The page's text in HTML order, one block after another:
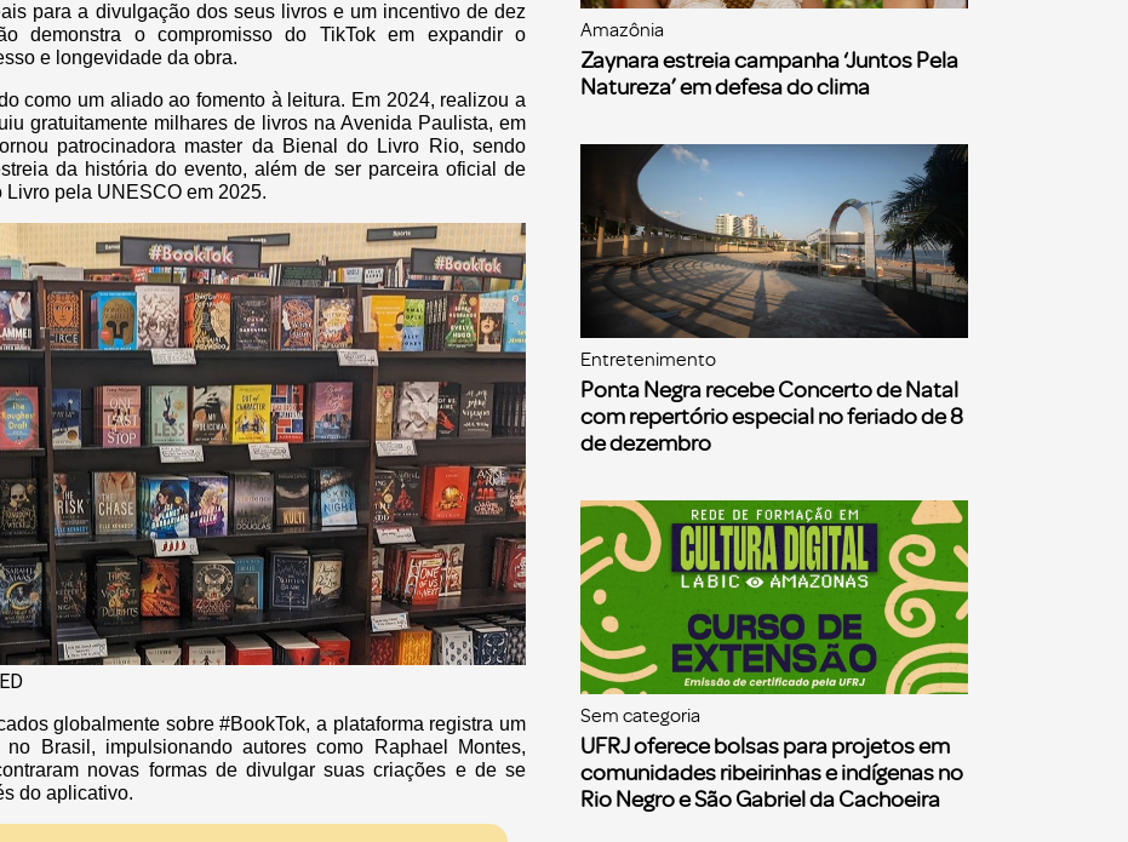
para a divulgação dos seus livros e um incentivo de dez
demonstra o compromisso do TikTok em expandir o
e longevidade da obra.
como um aliado ao fomento à leitura. Em 2024, realizou a
gratuitamente milhares de livros na Avenida Paulista, em
patrocinadora master da Bienal do Livro Rio, sendo
da história do evento, além de ser parceira oficial de
pela UNESCO em 2025.
globalmente sobre #BookTok, a plataforma registra um
Brasil, impulsionando autores como Raphael Montes,
novas formas de divulgar suas criações e de se
do aplicativo.
Amazônia
Zaynara estreia campanha ‘Juntos Pela
Natureza’ em defesa do clima
Entretenimento
Ponta Negra recebe Concerto de Natal
com repertório especial no feriado de 8
de dezembro
Sem categoria
UFRJ oferece bolsas para projetos em
comunidades ribeirinhas e indígenas no
Rio Negro e São Gabriel da Cachoeira